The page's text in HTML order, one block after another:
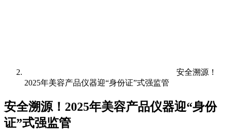
安全溯源！
2025年美容产品仪器迎“身份证”式强监管
安全溯源！2025年美容产品仪器迎“身份
证”式强监管